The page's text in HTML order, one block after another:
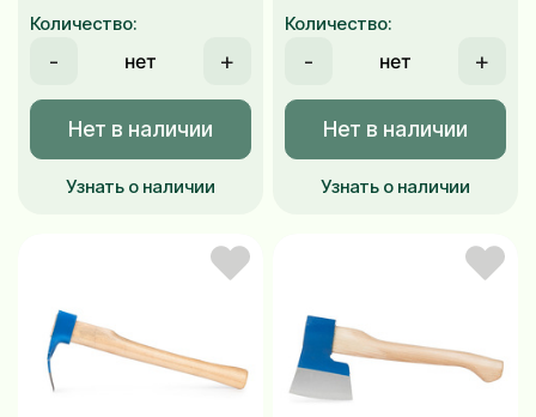
Количество:
- +
Нет в наличии
Узнать о наличии
Количество:
- +
Нет в наличии
Узнать о наличии